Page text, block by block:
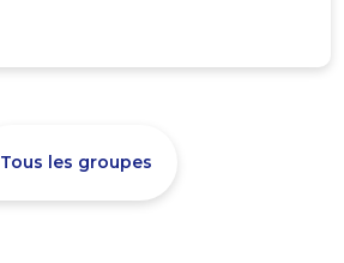
Tous les groupes